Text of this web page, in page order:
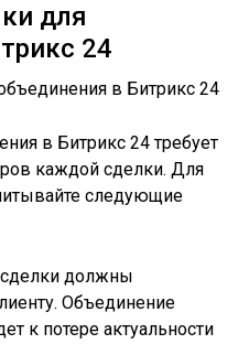
для
24
в Битрикс 24 требует
каждой сделки. Для
следующие
сделки должны
Объединение
к потере актуальности